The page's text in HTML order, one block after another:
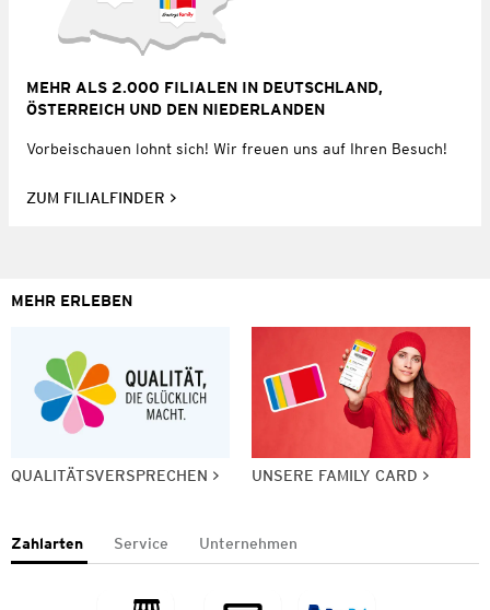
MEHR ALS 2.000 FILIALEN IN DEUTSCHLAND,
ÖSTERREICH UND DEN NIEDERLANDEN
Vorbeischauen lohnt sich! Wir freuen uns auf Ihren Besuch!
ZUM FILIALFINDER
MEHR ERLEBEN
QUALITÄTSVERSPRECHEN UNSERE FAMILY CARD
Zahlarten Service Unternehmen